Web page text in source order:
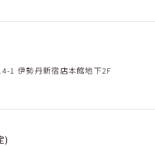
1 伊勢丹新宿店本館地下2F
)